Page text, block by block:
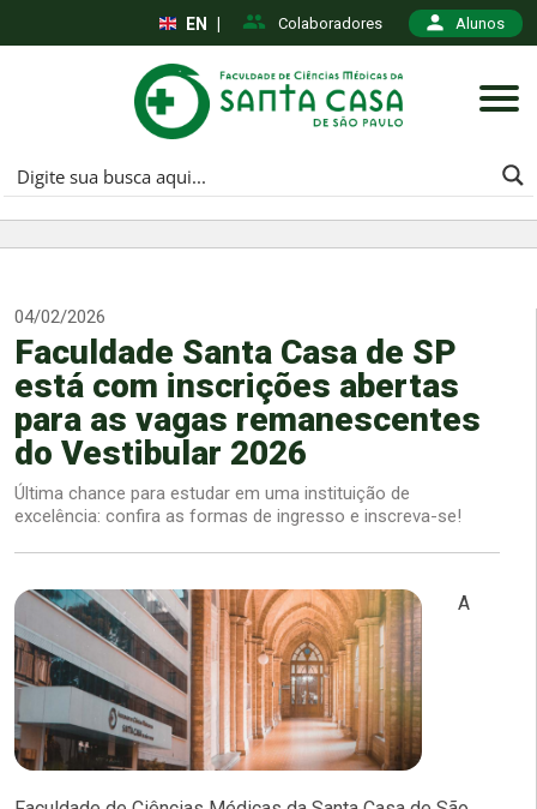
Colaboradores Alunos
EN
04/02/2026
Faculdade Santa Casa de SP
está com inscrições abertas
para as vagas remanescentes
do Vestibular 2026
Última chance para estudar em uma instituição de
excelência: confira as formas de ingresso e inscreva-se!
A